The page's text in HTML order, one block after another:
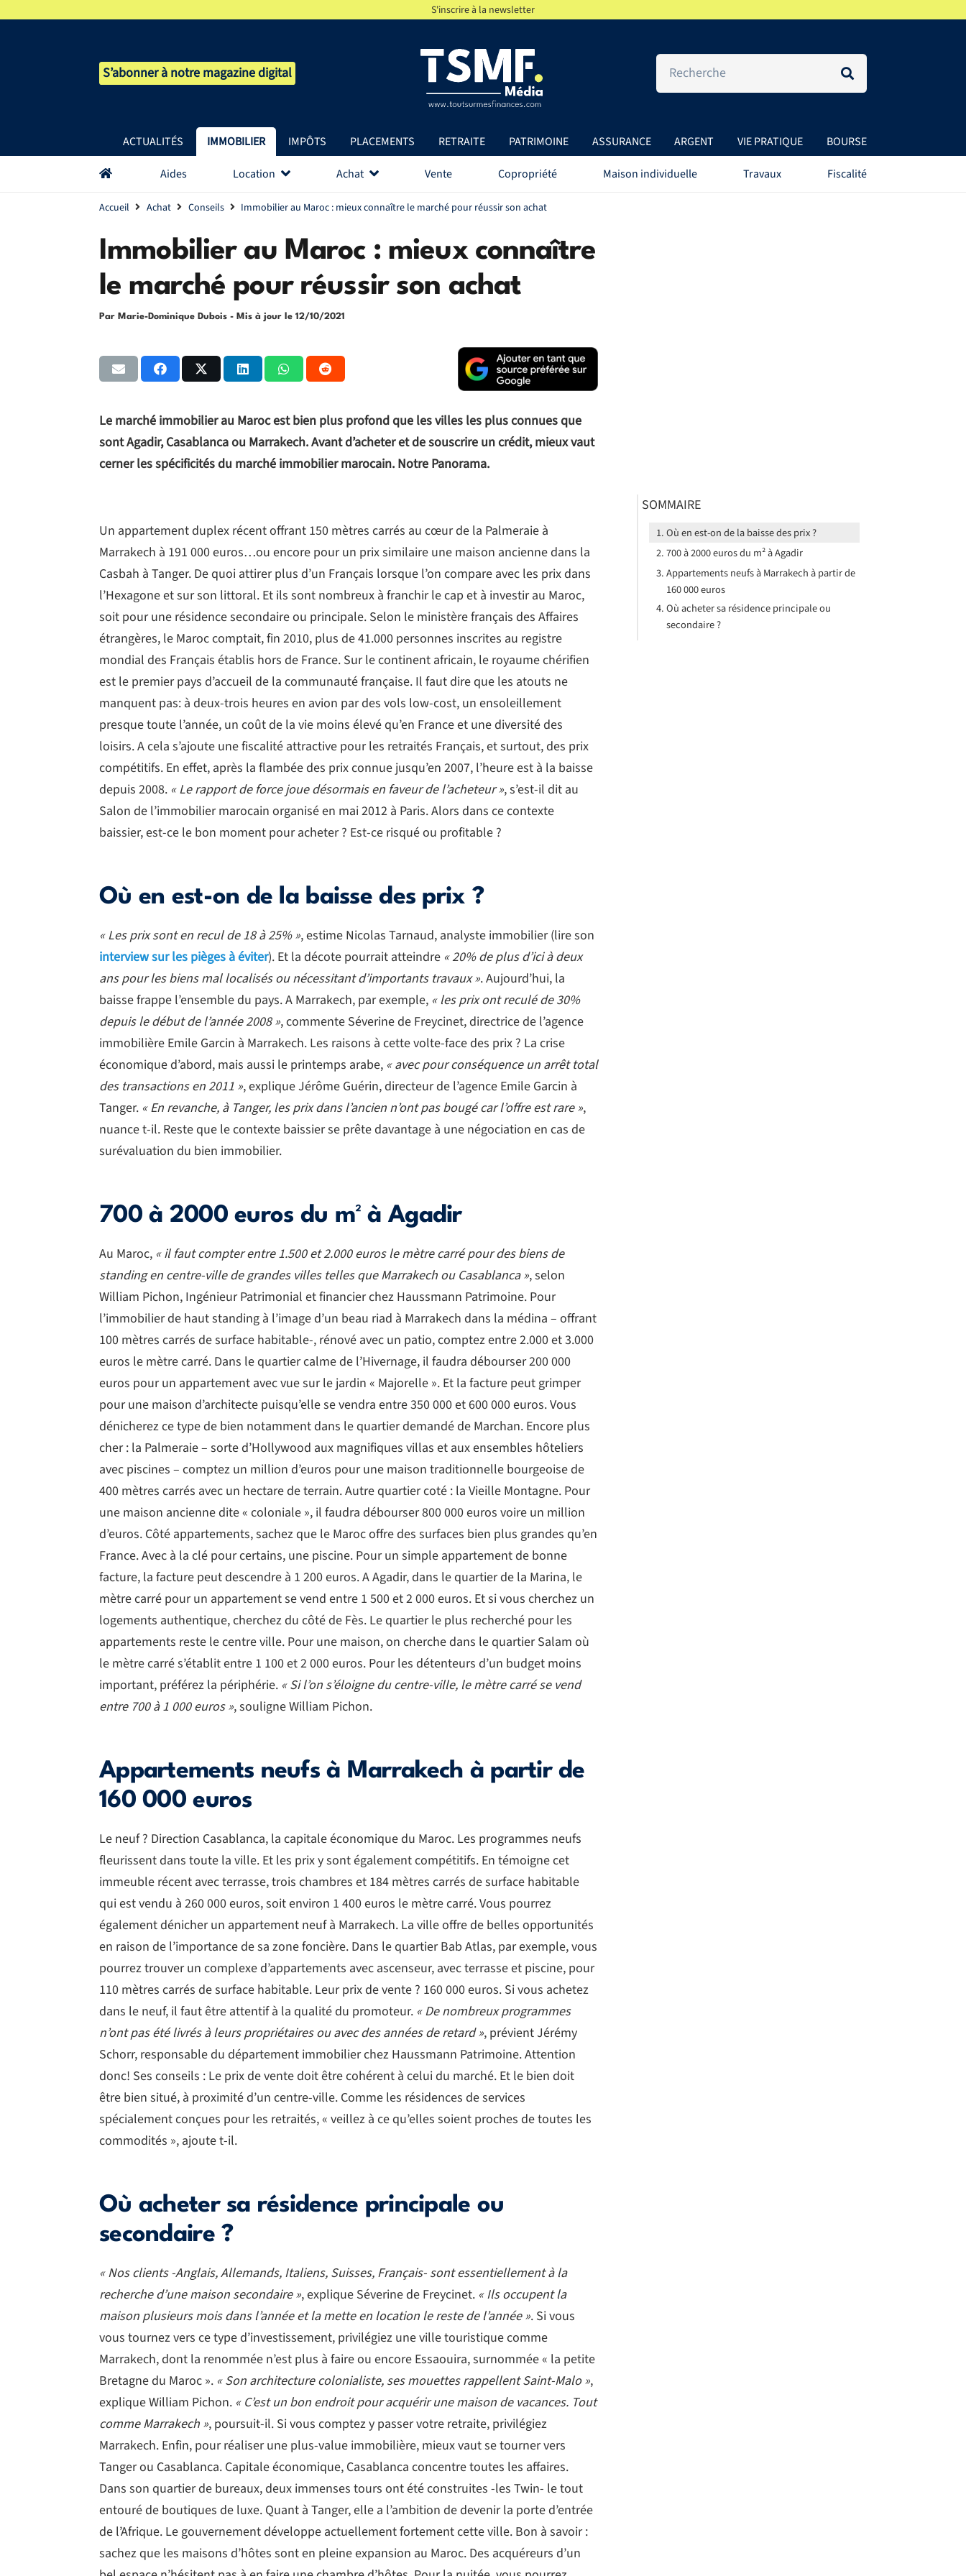
S'inscrire à la newsletter
S’abonner à notre magazine digital
ACTUALITÉS IMMOBILIER IMPÔTS PLACEMENTS RETRAITE PATRIMOINE ASSURANCE ARGENT VIE PRATIQUE BOURSE
Aides Location Achat Vente Copropriété Maison individuelle Travaux Fiscalité
Accueil Achat Conseils Immobilier au Maroc : mieux connaître le marché pour réussir son achat
Immobilier au Maroc : mieux connaître
le marché pour réussir son achat
Par Marie-Dominique Dubois - Mis à jour le 12/10/2021
Le marché immobilier au Maroc est bien plus profond que les villes les plus connues que
sont Agadir, Casablanca ou Marrakech. Avant d’acheter et de souscrire un crédit, mieux vaut
cerner les spécificités du marché immobilier marocain. Notre Panorama.
Un appartement duplex récent offrant 150 mètres carrés au cœur de la Palmeraie à
Marrakech à 191 000 euros…ou encore pour un prix similaire une maison ancienne dans la
Casbah à Tanger. De quoi attirer plus d’un Français lorsque l’on compare avec les prix dans
l’Hexagone et sur son littoral. Et ils sont nombreux à franchir le cap et à investir au Maroc,
soit pour une résidence secondaire ou principale. Selon le ministère français des Affaires
étrangères, le Maroc comptait, fin 2010, plus de 41.000 personnes inscrites au registre
mondial des Français établis hors de France. Sur le continent africain, le royaume chérifien
est le premier pays d’accueil de la communauté française. Il faut dire que les atouts ne
manquent pas: à deux-trois heures en avion par des vols low-cost, un ensoleillement
presque toute l’année, un coût de la vie moins élevé qu’en France et une diversité des
loisirs. A cela s’ajoute une fiscalité attractive pour les retraités Français, et surtout, des prix
compétitifs. En effet, après la flambée des prix connue jusqu’en 2007, l’heure est à la baisse
depuis 2008. « Le rapport de force joue désormais en faveur de l’acheteur », s’est-il dit au
Salon de l’immobilier marocain organisé en mai 2012 à Paris. Alors dans ce contexte
baissier, est-ce le bon moment pour acheter ? Est-ce risqué ou profitable ?
Où en est-on de la baisse des prix ?
« Les prix sont en recul de 18 à 25% », estime Nicolas Tarnaud, analyste immobilier (lire son
interview sur les pièges à éviter). Et la décote pourrait atteindre « 20% de plus d’ici à deux
ans pour les biens mal localisés ou nécessitant d’importants travaux ». Aujourd’hui, la
baisse frappe l’ensemble du pays. A Marrakech, par exemple, « les prix ont reculé de 30%
depuis le début de l’année 2008 », commente Séverine de Freycinet, directrice de l’agence
immobilière Emile Garcin à Marrakech. Les raisons à cette volte-face des prix ? La crise
économique d’abord, mais aussi le printemps arabe, « avec pour conséquence un arrêt total
des transactions en 2011 », explique Jérôme Guérin, directeur de l’agence Emile Garcin à
Tanger. « En revanche, à Tanger, les prix dans l’ancien n’ont pas bougé car l’offre est rare »,
nuance t-il. Reste que le contexte baissier se prête davantage à une négociation en cas de
surévaluation du bien immobilier.
700 à 2000 euros du m² à Agadir
Au Maroc, « il faut compter entre 1.500 et 2.000 euros le mètre carré pour des biens de
standing en centre-ville de grandes villes telles que Marrakech ou Casablanca », selon
William Pichon, Ingénieur Patrimonial et financier chez Haussmann Patrimoine. Pour
l’immobilier de haut standing à l’image d’un beau riad à Marrakech dans la médina – offrant
100 mètres carrés de surface habitable-, rénové avec un patio, comptez entre 2.000 et 3.000
euros le mètre carré. Dans le quartier calme de l’Hivernage, il faudra débourser 200 000
euros pour un appartement avec vue sur le jardin « Majorelle ». Et la facture peut grimper
pour une maison d’architecte puisqu’elle se vendra entre 350 000 et 600 000 euros. Vous
dénicherez ce type de bien notamment dans le quartier demandé de Marchan. Encore plus
cher : la Palmeraie – sorte d’Hollywood aux magnifiques villas et aux ensembles hôteliers
avec piscines – comptez un million d’euros pour une maison traditionnelle bourgeoise de
400 mètres carrés avec un hectare de terrain. Autre quartier coté : la Vieille Montagne. Pour
une maison ancienne dite « coloniale », il faudra débourser 800 000 euros voire un million
d’euros. Côté appartements, sachez que le Maroc offre des surfaces bien plus grandes qu’en
France. Avec à la clé pour certains, une piscine. Pour un simple appartement de bonne
facture, la facture peut descendre à 1 200 euros. A Agadir, dans le quartier de la Marina, le
mètre carré pour un appartement se vend entre 1 500 et 2 000 euros. Et si vous cherchez un
logements authentique, cherchez du côté de Fès. Le quartier le plus recherché pour les
appartements reste le centre ville. Pour une maison, on cherche dans le quartier Salam où
le mètre carré s’établit entre 1 100 et 2 000 euros. Pour les détenteurs d’un budget moins
important, préférez la périphérie. « Si l’on s’éloigne du centre-ville, le mètre carré se vend
entre 700 à 1 000 euros », souligne William Pichon.
Appartements neufs à Marrakech à partir de
160 000 euros
Le neuf ? Direction Casablanca, la capitale économique du Maroc. Les programmes neufs
fleurissent dans toute la ville. Et les prix y sont également compétitifs. En témoigne cet
immeuble récent avec terrasse, trois chambres et 184 mètres carrés de surface habitable
qui est vendu à 260 000 euros, soit environ 1 400 euros le mètre carré. Vous pourrez
également dénicher un appartement neuf à Marrakech. La ville offre de belles opportunités
en raison de l’importance de sa zone foncière. Dans le quartier Bab Atlas, par exemple, vous
pourrez trouver un complexe d’appartements avec ascenseur, avec terrasse et piscine, pour
110 mètres carrés de surface habitable. Leur prix de vente ? 160 000 euros. Si vous achetez
dans le neuf, il faut être attentif à la qualité du promoteur. « De nombreux programmes
n’ont pas été livrés à leurs propriétaires ou avec des années de retard », prévient Jérémy
Schorr, responsable du département immobilier chez Haussmann Patrimoine. Attention
donc! Ses conseils : Le prix de vente doit être cohérent à celui du marché. Et le bien doit
être bien situé, à proximité d’un centre-ville. Comme les résidences de services
spécialement conçues pour les retraités, « veillez à ce qu’elles soient proches de toutes les
commodités », ajoute t-il.
Où acheter sa résidence principale ou
secondaire ?
« Nos clients -Anglais, Allemands, Italiens, Suisses, Français- sont essentiellement à la
recherche d’une maison secondaire », explique Séverine de Freycinet. « Ils occupent la
maison plusieurs mois dans l’année et la mette en location le reste de l’année ». Si vous
vous tournez vers ce type d’investissement, privilégiez une ville touristique comme
Marrakech, dont la renommée n’est plus à faire ou encore Essaouira, surnommée « la petite
Bretagne du Maroc ». « Son architecture colonialiste, ses mouettes rappellent Saint-Malo »,
explique William Pichon. « C’est un bon endroit pour acquérir une maison de vacances. Tout
comme Marrakech », poursuit-il. Si vous comptez y passer votre retraite, privilégiez
Marrakech. Enfin, pour réaliser une plus-value immobilière, mieux vaut se tourner vers
Tanger ou Casablanca. Capitale économique, Casablanca concentre toutes les affaires.
Dans son quartier de bureaux, deux immenses tours ont été construites -les Twin- le tout
entouré de boutiques de luxe. Quant à Tanger, elle a l’ambition de devenir la porte d’entrée
de l’Afrique. Le gouvernement développe actuellement fortement cette ville. Bon à savoir :
sachez que les maisons d’hôtes sont en pleine expansion au Maroc. Des acquéreurs d’un
SOMMAIRE
Où en est-on de la baisse des prix ?
700 à 2000 euros du m² à Agadir
Appartements neufs à Marrakech à partir de
160 000 euros
Où acheter sa résidence principale ou
secondaire ?